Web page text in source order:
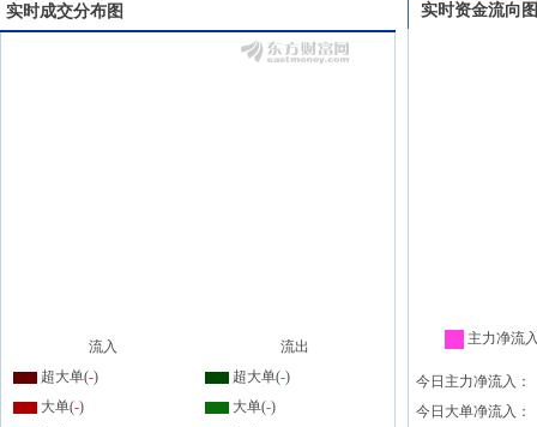
实时成交分布图
流入
流出
超大单(-) 超大单(-)
大单(-) 大单(-)
实时资金流向图
主力净流
今日主力净流入：
今日大单净流入：